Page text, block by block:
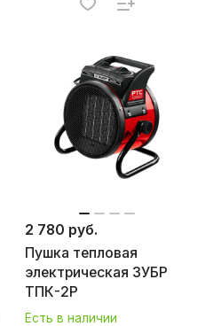
2 780 руб.
Пушка тепловая
электрическая ЗУБР
ТПК-2Р
Есть в наличии